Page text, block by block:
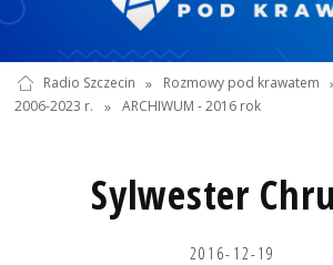
Radio Szczecin » Rozmowy pod krawatem
2006-2023 r.
» ARCHIWUM - 2016 rok
Sylwester
2016-12-19